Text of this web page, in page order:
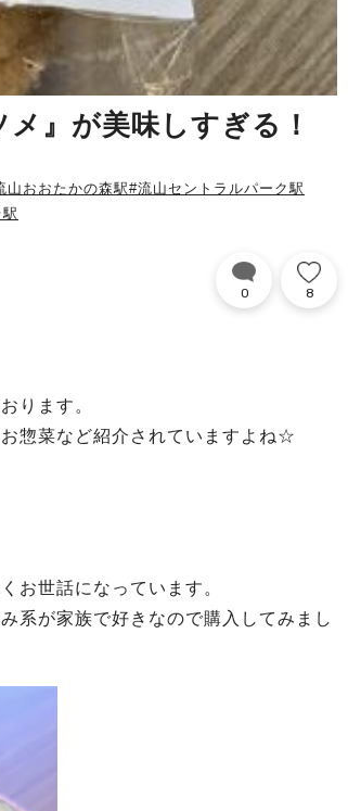
』が美味しすぎる！
山おおたかの森駅#流山セントラルパーク駅
0 8
ります。
惣菜など紹介されていますよね☆
お世話になっています。
系が家族で好きなので購入してみまし